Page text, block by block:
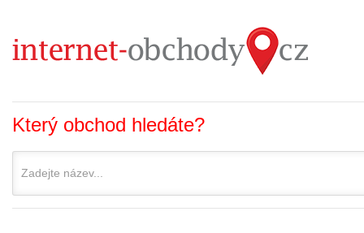
Který obchod hledáte?